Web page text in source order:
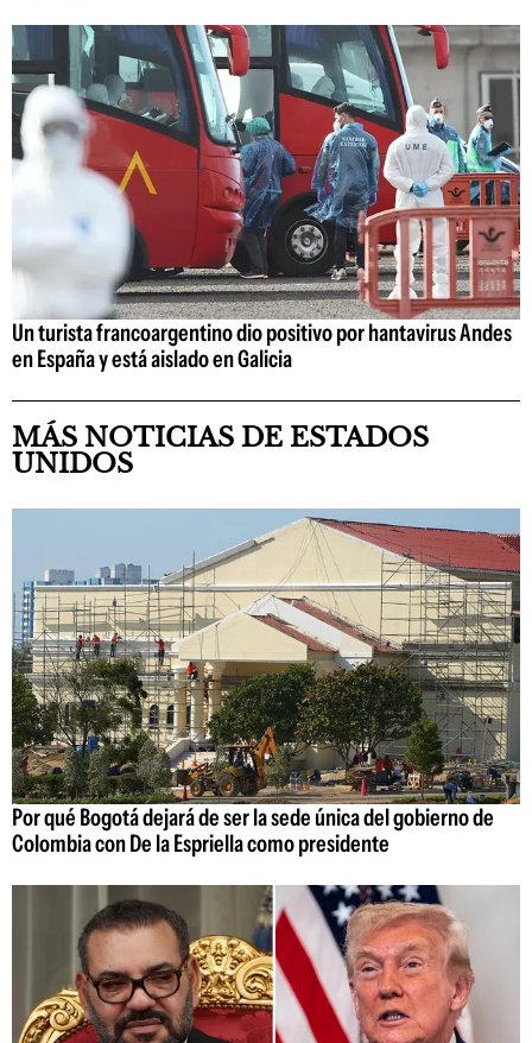
Un turista francoargentino dio positivo por hantavirus Andes
en España y está aislado en Galicia
MÁS NOTICIAS DE ESTADOS
UNIDOS
Por qué Bogotá dejará de ser la sede única del gobierno de
Colombia con De la Espriella como presidente